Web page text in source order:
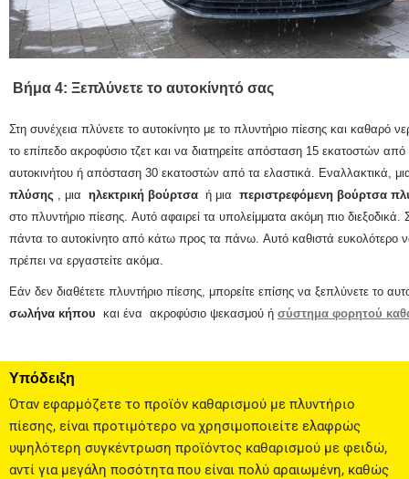
Βήμα 4: Ξεπλύνετε το αυτοκίνητό σας
Στη συνέχεια πλύνετε το αυτοκίνητο με το πλυντήριο πίεσης και καθαρό
το επίπεδο ακροφύσιο τζετ και να διατηρείτε απόσταση 15 εκατοστών από
αυτοκινήτου ή απόσταση 30 εκατοστών από τα ελαστικά.
Εναλλακτικά,
πλύσης , μια ηλεκτρική βούρτσα ή μια περιστρεφόμενη βούρτσα
στο πλυντήριο πίεσης. Αυτό αφαιρεί τα υπολείμματα ακόμη πιο διεξοδικά.
πάντα το αυτοκίνητο από κάτω προς τα πάνω. Αυτό καθιστά ευκολότερο
πρέπει να εργαστείτε ακόμα.
Εάν δεν διαθέτετε πλυντήριο πίεσης, μπορείτε επίσης να ξεπλύνετε το
σωλήνα κήπου και ένα ακροφύσιο ψεκασμού ή σύστημα φορητού
Υπόδειξη
Όταν εφαρμόζετε το προϊόν καθαρισμού με πλυντήριο
πίεσης, είναι προτιμότερο να χρησιμοποιείτε ελαφρώς
υψηλότερη συγκέντρωση προϊόντος καθαρισμού με φειδώ,
αντί για μεγάλη ποσότητα που είναι πολύ αραιωμένη, καθώς